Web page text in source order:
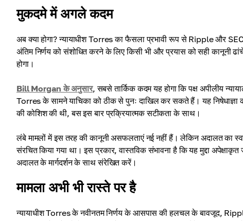
मुकदमे में अगले कदम
अब क्या होगा? न्यायाधीश Torres का फैसला प्रभावी रूप से Ripple और
अंतिम निर्णय को संशोधित करने के लिए किसी भी और प्रयास को सही कानूनी
होगा।
Bill Morgan के अनुसार, सबसे तार्किक कदम यह होगा कि पक्ष अपीलीय
Torres के सामने याचिका को ठीक से पुनः दाखिल कर सकते हैं। यह
की कोशिश की थी, बस इस बार प्रक्रियात्मक सटीकता के साथ।
लंबे मामलों में इस तरह की कानूनी असफलताएं नई नहीं हैं। लेकिन अदालत का
संरचित किया गया था। इस प्रकार, वास्तविक संभावना है कि यह मुद्दा
अदालत के मार्गदर्शन के साथ संरेखित करें।
मामला अभी भी रास्ते पर है
न्यायाधीश Torres के नवीनतम निर्णय के आसपास की हलचल के बावजूद,